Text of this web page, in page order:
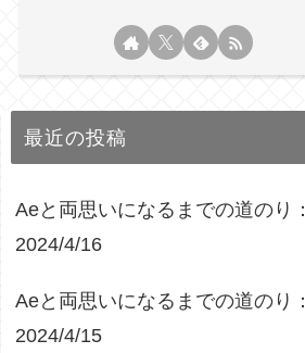
最近の投稿
Aeと両思いになるまでの道のり：
2024/4/16
Aeと両思いになるまでの道のり：
2024/4/15